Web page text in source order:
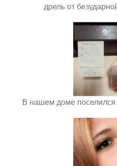
дрель от
В нашем доме поселился